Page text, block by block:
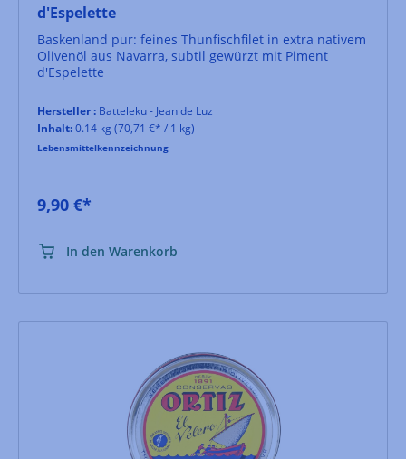
d'Espelette
Baskenland pur: feines Thunfischfilet in extra nativem
Olivenöl aus Navarra, subtil gewürzt mit Piment
d'Espelette
Hersteller : Batteleku - Jean de Luz
Inhalt:0.14 kg (70,71 €* / 1 kg)
Lebensmittelkennzeichnung
9,90 €*
In den Warenkorb